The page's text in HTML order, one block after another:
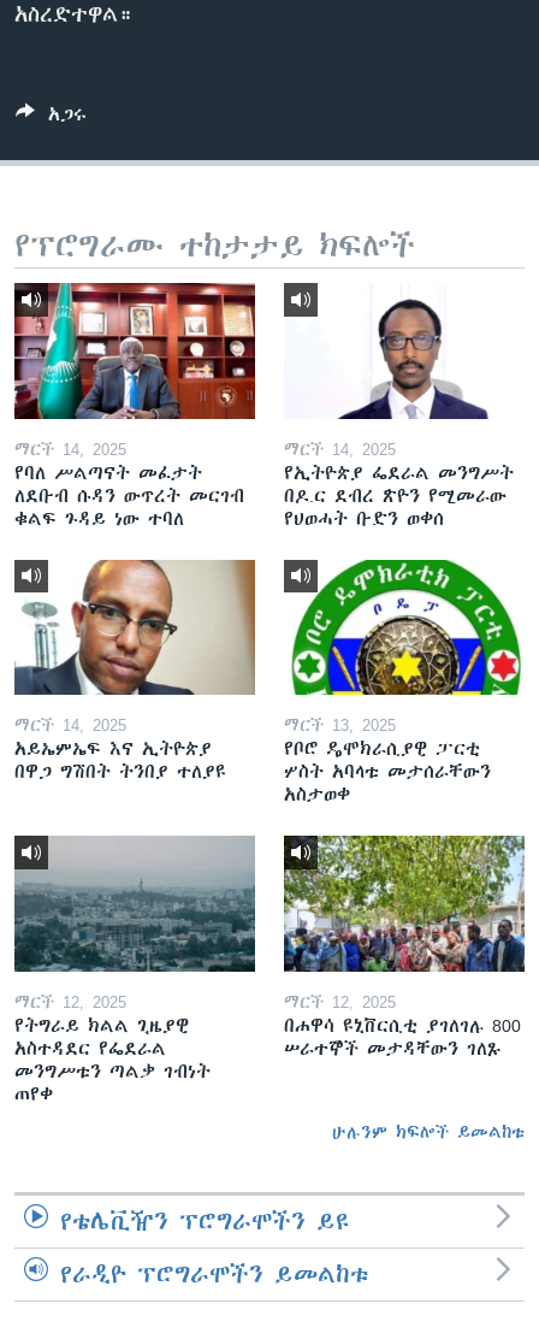
አስረድተዋል።
አጋሩ
የፕሮግራሙ ተከታታይ ክፍሎች
ማርች 14, 2025
የባለ ሥልጣናት መፈታት
ለደቡብ ሱዳን ውጥረት መርገብ
ቁልፍ ጉዳይ ነው ተባለ
ማርች 14, 2025
የኢትዮጵያ ፌደራል መንግሥት
በዶ.ር ደብረ ጽዮን የሚመራው
የህወሓት ቡድን ወቀሰ
ማርች 14, 2025
አይኤምኤፍ እና ኢትዮጵያ
በዋጋ ግሽበት ትንበያ ተለያዩ
ማርች 13, 2025
የቦሮ ዴሞክራሲያዊ ፓርቲ
ሦስት አባላቱ መታሰራቸውን
አስታወቀ
ማርች 12, 2025
የትግራይ ክልል ጊዜያዊ
አስተዳደር የፌደራል
መንግሥቱን ጣልቃ ገብነት
ጠየቀ
ማርች 12, 2025
በሐዋሳ ዩኒቨርሲቲ ያገለገሉ 800
ሠራተኞች መታዳቸውን ገለጹ
ሁሉንም ክፍሎች ይመልከቱ
የቴሌቪዥን ፕሮግራሞችን ይዩ
የራዲዮ ፕሮግራሞችን ይመልከቱ